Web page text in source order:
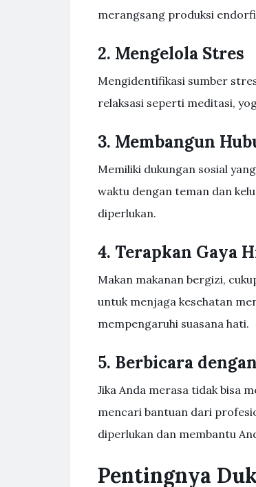
merangsang produksi
2. Mengelola Stres
Mengidentifikasi sumber
relaksasi seperti meditasi,
3. Membangun
Memiliki dukungan sosial
waktu dengan teman dan
diperlukan.
4. Terapkan Gaya
Makan makanan bergizi,
untuk menjaga kesehatan
mempengaruhi suasana hati.
5. Berbicara
Jika Anda merasa tidak bisa
mencari bantuan dari
diperlukan dan membantu
Pentingnya